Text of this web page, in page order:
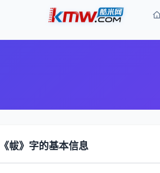
《帗》字的基本信息